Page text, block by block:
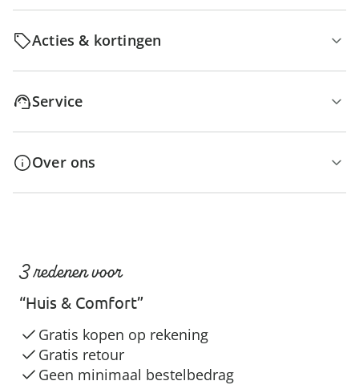
Acties & kortingen
Service
Over ons
3 redenen voor
“Huis & Comfort”
Gratis kopen op rekening
Gratis retour
Geen minimaal bestelbedrag